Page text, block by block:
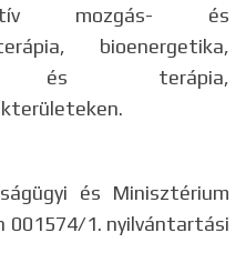
mozgás- és
bioenergetika,
és terápia,
és Minisztérium
001574/1. nyilvántartási